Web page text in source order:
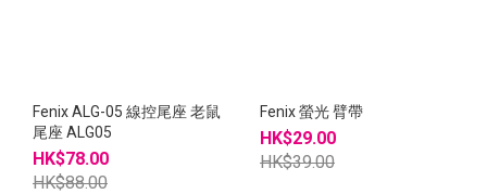
Fenix ALG-05 線控尾座 老鼠
尾座 ALG05
HK$78.00
HK$88.00
Fenix 螢光 臂帶
HK$29.00
HK$39.00